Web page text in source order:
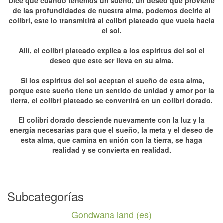
de las profundidades de nuestra alma, podemos decirle al
colibrí, este lo transmitirá al colibrí plateado que vuela hacia
el sol.
Allí, el colibrí plateado explica a los espíritus del sol el
deseo que este ser lleva en su alma.
Si los espíritus del sol aceptan el sueño de esta alma,
porque este sueño tiene un sentido de unidad y amor por la
tierra, el colibrí plateado se convertirá en un colibrí dorado.
El colibrí dorado desciende nuevamente con la luz y la
energía necesarias para que el sueño, la meta y el deseo de
esta alma, que camina en unión con la tierra, se haga
realidad y se convierta en realidad.
Subcategorías
Gondwana land (es)